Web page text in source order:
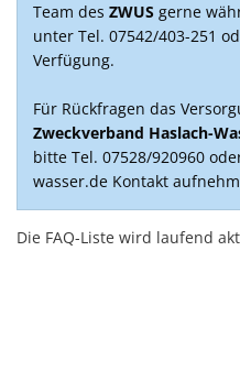
Team des ZWUS gerne
unter Tel. 07542/403-251
Verfügung.
Für Rückfragen das
Zweckverband Haslach-
bitte Tel. 07528/920960
wasser.de Kontakt
Die FAQ-Liste wird laufend